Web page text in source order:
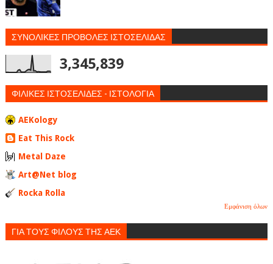
ΣΥΝΟΛΙΚΕΣ ΠΡΟΒΟΛΕΣ ΙΣΤΟΣΕΛΙΔΑΣ
3,345,839
ΦΙΛΙΚΕΣ ΙΣΤΟΣΕΛΙΔΕΣ - ΙΣΤΟΛΟΓΙΑ
AEKology
Eat This Rock
Metal Daze
Art@Net blog
Rocka Rolla
Εμφάνιση όλων
ΓΙΑ ΤΟΥΣ ΦΙΛΟΥΣ ΤΗΣ ΑΕΚ